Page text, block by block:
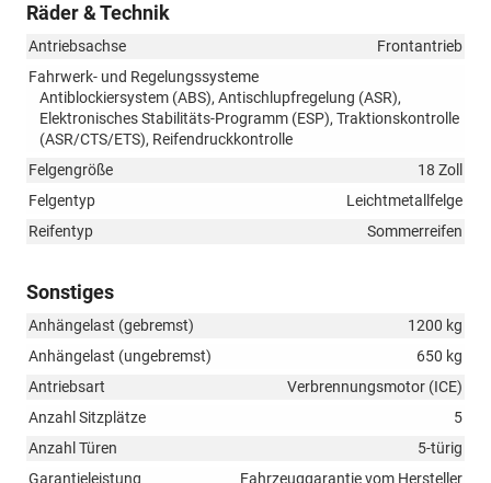
Räder & Technik
Antriebsachse
Frontantrieb
Fahrwerk- und Regelungssysteme
Antiblockiersystem (ABS), Antischlupfregelung (ASR),
Elektronisches Stabilitäts-Programm (ESP), Traktionskontrolle
(ASR/CTS/ETS), Reifendruckkontrolle
Felgengröße
18 Zoll
Felgentyp
Leichtmetallfelge
Reifentyp
Sommerreifen
Sonstiges
Anhängelast (gebremst)
1200 kg
Anhängelast (ungebremst)
650 kg
Antriebsart
Verbrennungsmotor (ICE)
Anzahl Sitzplätze
5
Anzahl Türen
5-türig
Garantieleistung
Fahrzeuggarantie vom Hersteller